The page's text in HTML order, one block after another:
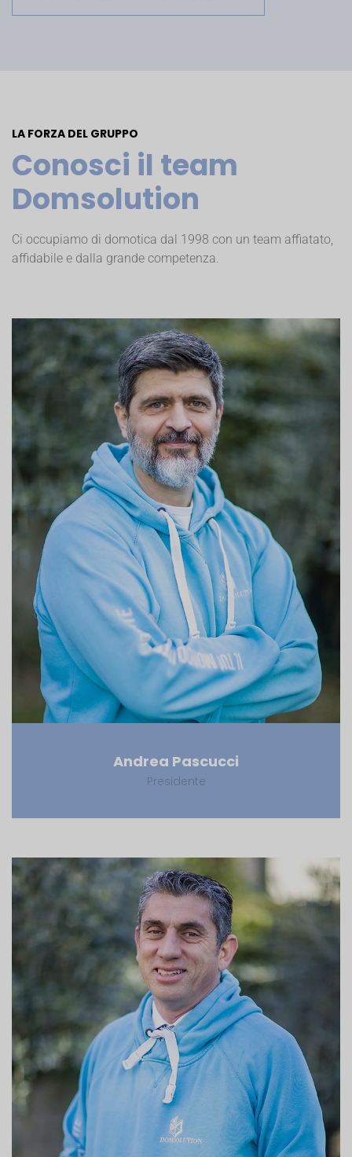
LA FORZA DEL GRUPPO
Conosci il team
Domsolution
Ci occupiamo di domotica dal 1998 con un team affiatato,
affidabile e dalla grande competenza.
Andrea Pascucci
Presidente